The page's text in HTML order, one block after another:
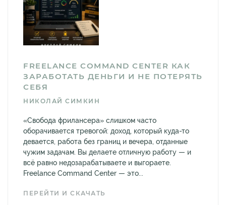
FREELANCE COMMAND CENTER КАК
ЗАРАБОТАТЬ ДЕНЬГИ И НЕ ПОТЕРЯТЬ
СЕБЯ
НИКОЛАЙ СИМКИН
«Свобода фрилансера» слишком часто
оборачивается тревогой: доход, который куда-то
девается, работа без границ и вечера, отданные
чужим задачам. Вы делаете отличную работу — и
всё равно недозарабатываете и выгораете.
Freelance Command Center — это...
ПЕРЕЙТИ И СКАЧАТЬ